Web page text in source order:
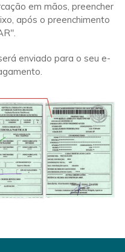
em mãos, preencher
após o preenchimento
enviado para o seu e-